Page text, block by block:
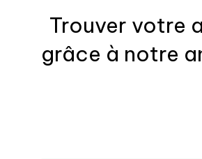
Trouver votre
grâce à notre